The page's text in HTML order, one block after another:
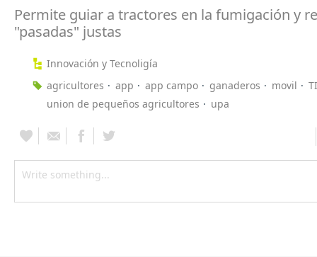
Permite guiar a tractores en la fumigación y
"pasadas" justas
Innovación y Tecnoligía
agricultores
app app campo ganaderos movil
union de pequeños agricultores
upa